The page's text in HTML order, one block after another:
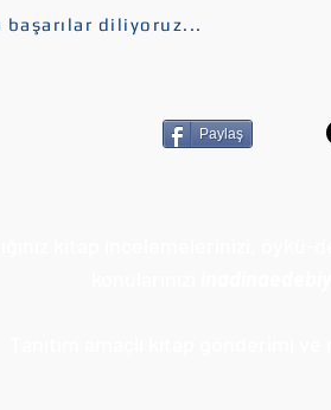
diliyoruz...
Paylaş